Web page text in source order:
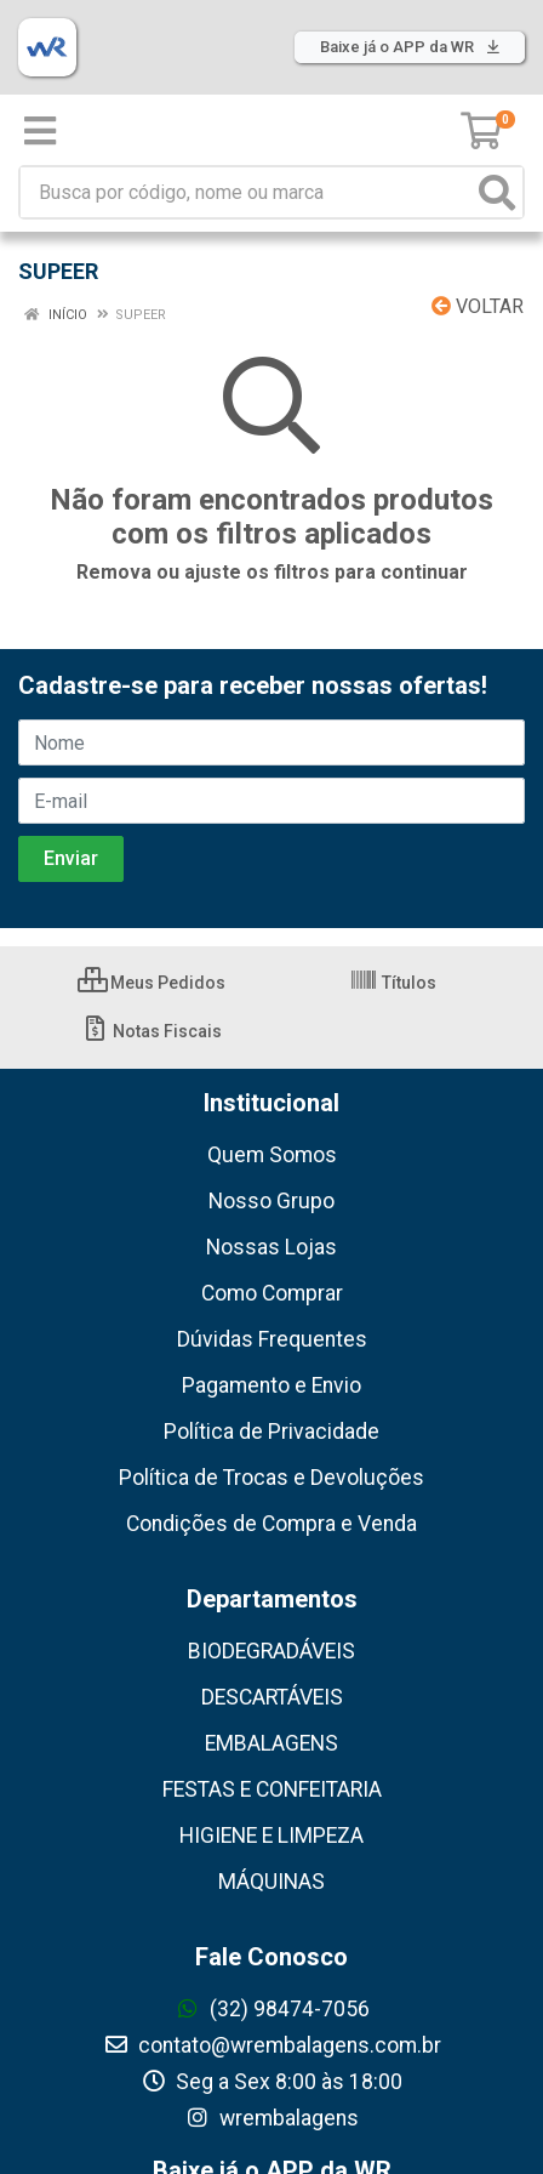
Baixe já o APP da WR
0
SUPEER
VOLTAR
INÍCIO SUPEER
Não foram encontrados produtos
com os filtros aplicados
Remova ou ajuste os filtros para continuar
Cadastre-se para receber nossas ofertas!
Meus Pedidos Títulos
Notas Fiscais
Institucional
Quem Somos
Nosso Grupo
Nossas Lojas
Como Comprar
Dúvidas Frequentes
Pagamento e Envio
Política de Privacidade
Política de Trocas e Devoluções
Condições de Compra e Venda
Departamentos
BIODEGRADÁVEIS
DESCARTÁVEIS
EMBALAGENS
FESTAS E CONFEITARIA
HIGIENE E LIMPEZA
MÁQUINAS
Fale Conosco
(32) 98474-7056
contato@wrembalagens.com.br
Seg a Sex 8:00 às 18:00
wrembalagens